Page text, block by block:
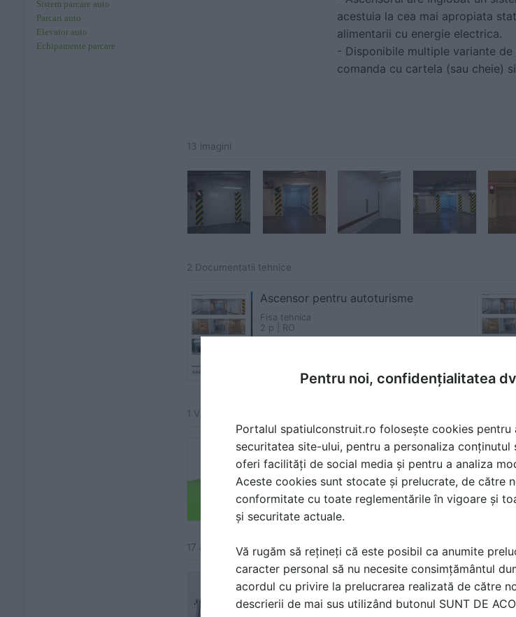
Sistem parcare auto
Parcari auto
Elevator auto
Echipamente parcare
acestuia la cea mai apropiata
alimentarii cu energie electrica.
- Disponibile multiple variante
comanda cu cartela (sau cheie)
13 imagini
2 Documentatii tehnice
Ascensor pentru autoturisme
Fisa tehnica
2 p | RO
1 Video
Ascensor auto Elmas
17 articole despre aceasta gama
"CONSTRUCTORII DE
ASCENSOARE -
concept, personalizare,
Pentru noi, confidențialitatea
Portalul spatiulconstruit.ro folosește cookies pentru
securitatea site-ului, pentru a personaliza
oferi facilități de social media și pentru a analiza
Aceste cookies sunt stocate și prelucrate, de către
conformitate cu toate reglementările în vigoare și
și securitate actuale.
Vă rugăm să rețineți că este posibil ca anumite
caracter personal să nu necesite consimțământul
acordul cu privire la prelucrarea realizată de către
descrierii de mai sus utilizând butonul SUNT DE